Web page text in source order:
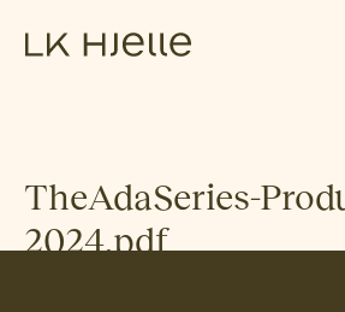
TheAdaSeries-
2024.pdf